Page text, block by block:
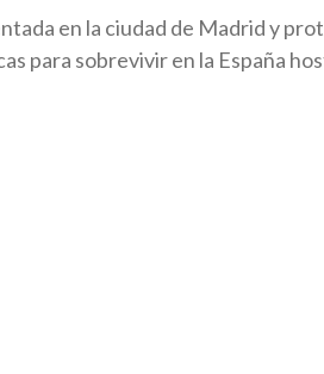
en la ciudad de Madrid y
para sobrevivir en la España